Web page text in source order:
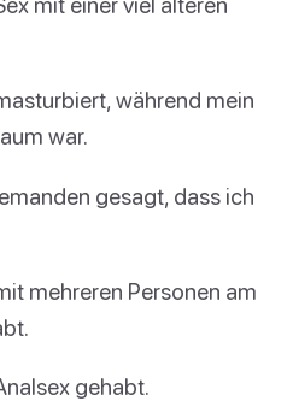
während mein
war.
gesagt, dass ich
mehreren Personen am
gehabt.